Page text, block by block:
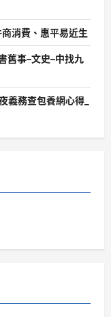
消費、惠平易近生
舊事–文史–中找九
務查包養網心得_